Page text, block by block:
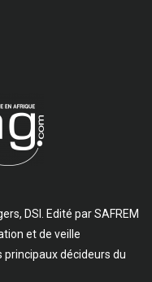
DSI. Edité par SAFREM
et de veille
principaux décideurs du